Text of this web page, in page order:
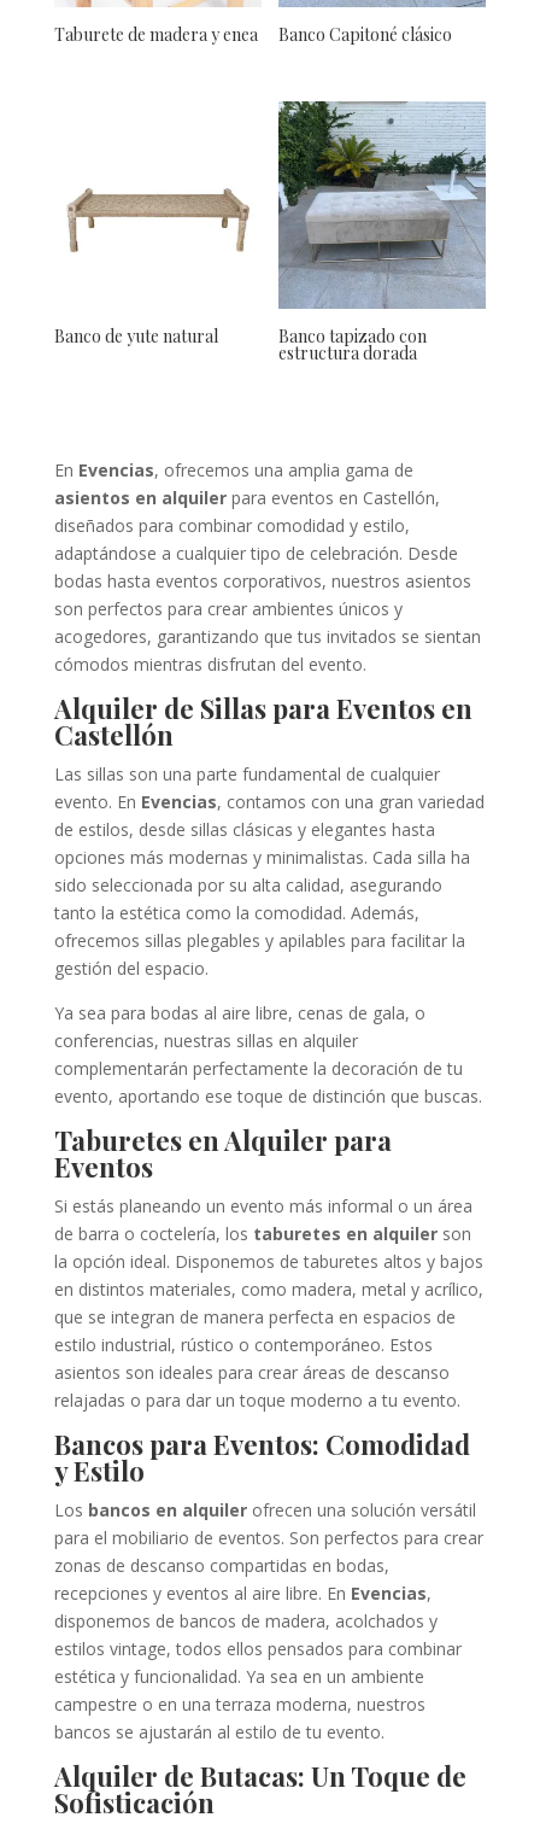
Taburete de madera y enea Banco Capitoné clásico
Banco de yute natural Banco tapizado con
estructura dorada
En Evencias, ofrecemos una amplia gama de
asientos en alquilerpara eventos en Castellón,
diseñados para combinar comodidad y estilo,
adaptándose a cualquier tipo de celebración. Desde
bodas hasta eventos corporativos, nuestros asientos
son perfectos para crear ambientes únicos y
acogedores, garantizando que tus invitados se sientan
cómodos mientras disfrutan del evento.
Alquiler de Sillas para Eventos en
Castellón
Las sillas son una parte fundamental de cualquier
evento. En Evencias, contamos con una gran variedad
de estilos, desde sillas clásicas y elegantes hasta
opciones más modernas y minimalistas. Cada silla ha
sido seleccionada por su alta calidad, asegurando
tanto la estética como la comodidad. Además,
ofrecemos sillas plegables y apilables para facilitar la
gestión del espacio.
Ya sea para bodas al aire libre, cenas de gala, o
conferencias, nuestras sillas en alquiler
complementarán perfectamente la decoración de tu
evento, aportando ese toque de distinción que buscas.
Taburetes en Alquiler para
Eventos
Si estás planeando un evento más informal o un área
de barra o coctelería, los taburetes en alquilerson
la opción ideal. Disponemos de taburetes altos y bajos
en distintos materiales, como madera, metal y acrílico,
que se integran de manera perfecta en espacios de
estilo industrial, rústico o contemporáneo. Estos
asientos son ideales para crear áreas de descanso
relajadas o para dar un toque moderno a tu evento.
Bancos para Eventos: Comodidad
y Estilo
Los bancos en alquilerofrecen una solución versátil
para el mobiliario de eventos. Son perfectos para crear
zonas de descanso compartidas en bodas,
recepciones y eventos al aire libre. En Evencias,
disponemos de bancos de madera, acolchados y
estilos vintage, todos ellos pensados para combinar
estética y funcionalidad. Ya sea en un ambiente
campestre o en una terraza moderna, nuestros
bancos se ajustarán al estilo de tu evento.
Alquiler de Butacas: Un Toque de
Sofisticación